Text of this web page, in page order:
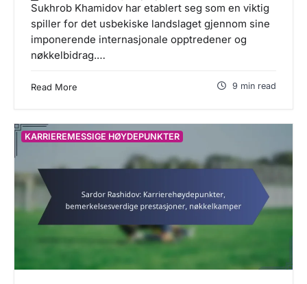
Sukhrob Khamidov har etablert seg som en viktig
spiller for det usbekiske landslaget gjennom sine
imponerende internasjonale opptredener og
nøkkelbidrag.…
Read More 9 min read
KARRIEREMESSIGE HØYDEPUNKTER